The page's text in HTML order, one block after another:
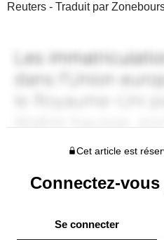
Reuters - Traduit par
Cet article est
Connectez-
Se connecter